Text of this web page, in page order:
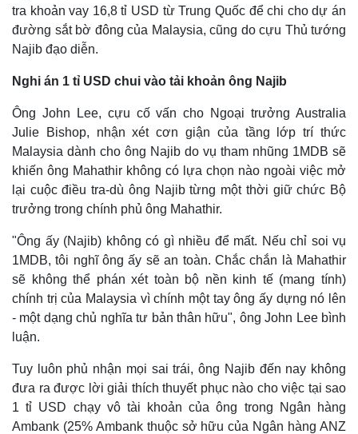
Thế giới
Quan sát
Cuộc sống đó đây
Hồ sơ
Multimedia
Video
E-Magazine
Infographic
tra khoản vay 16,8 tỉ USD từ Trung Quốc để chi cho dự án
đường sắt bờ đông của Malaysia, cũng do cựu Thủ tướng
Najib đạo diễn.
Nghi án 1 tỉ USD chui vào tải khoản ông Najib
Ông John Lee, cựu cố vấn cho Ngoại trưởng Australia
Julie Bishop, nhận xét cơn giận của tầng lớp trí thức
Malaysia dành cho ông Najib do vụ tham nhũng 1MDB sẽ
khiến ông Mahathir không có lựa chọn nào ngoài việc mở
lại cuộc điều tra-dù ông Najib từng một thời giữ chức Bộ
trưởng trong chính phủ ông Mahathir.
"Ông ấy (Najib) không có gì nhiều để mất. Nếu chỉ soi vụ
1MDB, tôi nghĩ ông ấy sẽ an toàn. Chắc chắn là Mahathir
sẽ không thể phán xét toàn bộ nền kinh tế (mang tính)
chính trị của Malaysia vì chính một tay ông ấy dựng nó lên
- một dạng chủ nghĩa tư bản thân hữu", ông John Lee bình
luận.
Tuy luôn phủ nhận mọi sai trái, ông Najib đến nay không
đưa ra được lời giải thích thuyết phục nào cho việc tại sao
1 tỉ USD chạy vô tài khoản của ông trong Ngân hàng
Ambank (25% Ambank thuộc sở hữu của Ngân hàng ANZ